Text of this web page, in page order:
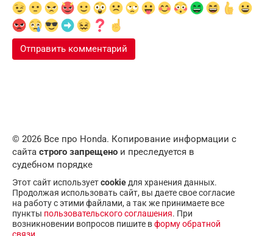
© 2026 Все про Honda. Копирование информации с
сайта строго запрещено и преследуется в
судебном порядке
Этот сайт используетcookie для хранения данных.
Продолжая использовать сайт, вы даете свое согласие
на работу с этими файлами, а так же принимаете все
пункты пользовательского соглашения. При
возникновении вопросов пишите вформу обратной